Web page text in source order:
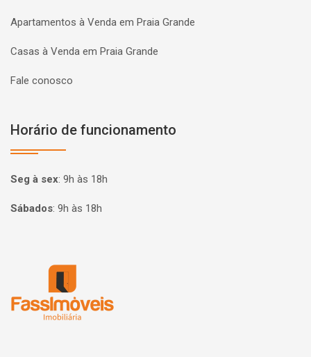
Apartamentos à Venda em Praia Grande
Casas à Venda em Praia Grande
Fale conosco
Horário de funcionamento
Seg à sex: 9h às 18h
Sábados: 9h às 18h